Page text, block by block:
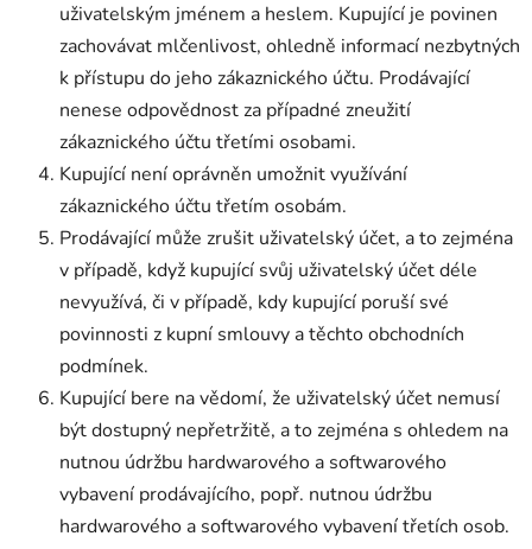
uživatelským jménem a heslem. Kupující je povinen
zachovávat mlčenlivost, ohledně informací nezbytných
k přístupu do jeho zákaznického účtu. Prodávající
nenese odpovědnost za případné zneužití
zákaznického účtu třetími osobami.
Kupující není oprávněn umožnit využívání
zákaznického účtu třetím osobám.
Prodávající může zrušit uživatelský účet, a to zejména
v případě, když kupující svůj uživatelský účet déle
nevyužívá, či v případě, kdy kupující poruší své
povinnosti z kupní smlouvy a těchto obchodních
podmínek.
Kupující bere na vědomí, že uživatelský účet nemusí
být dostupný nepřetržitě, a to zejména s ohledem na
nutnou údržbu hardwarového a softwarového
vybavení prodávajícího, popř. nutnou údržbu
hardwarového a softwarového vybavení třetích osob.